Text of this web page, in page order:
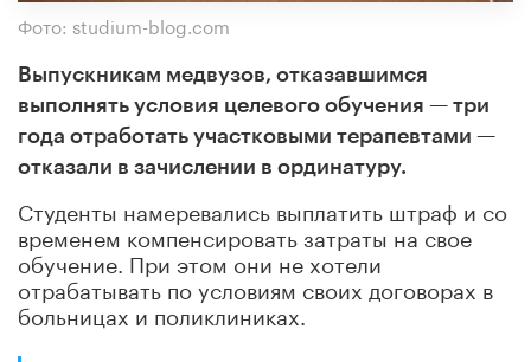
Фото: studium-blog.com
Выпускникам медвузов, отказавшимся
выполнять условия целевого обучения — три
года отработать участковыми терапевтами —
отказали в зачислении в ординатуру.
Студенты намеревались выплатить штраф и со
временем компенсировать затраты на свое
обучение. При этом они не хотели
отрабатывать по условиям своих договорах в
больницах и поликлиниках.